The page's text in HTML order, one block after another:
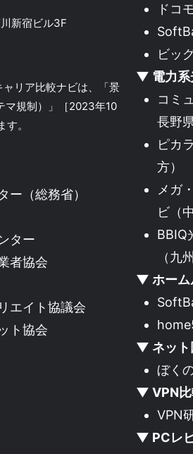
新宿ビル3F
リア比較ナビは、「景
マ規制）」［2023年10
。
ー（総務省）
ター
者協会
エイト協議会
ト協会
ドコ
ビッ
▼ 電力
コミ
長野県
ピカ
方）
メガ
ビ （
BBIQ
（九
▼ ホー
▼ ネッ
ぼく
▼ VPN
VPN
▼ PCレ